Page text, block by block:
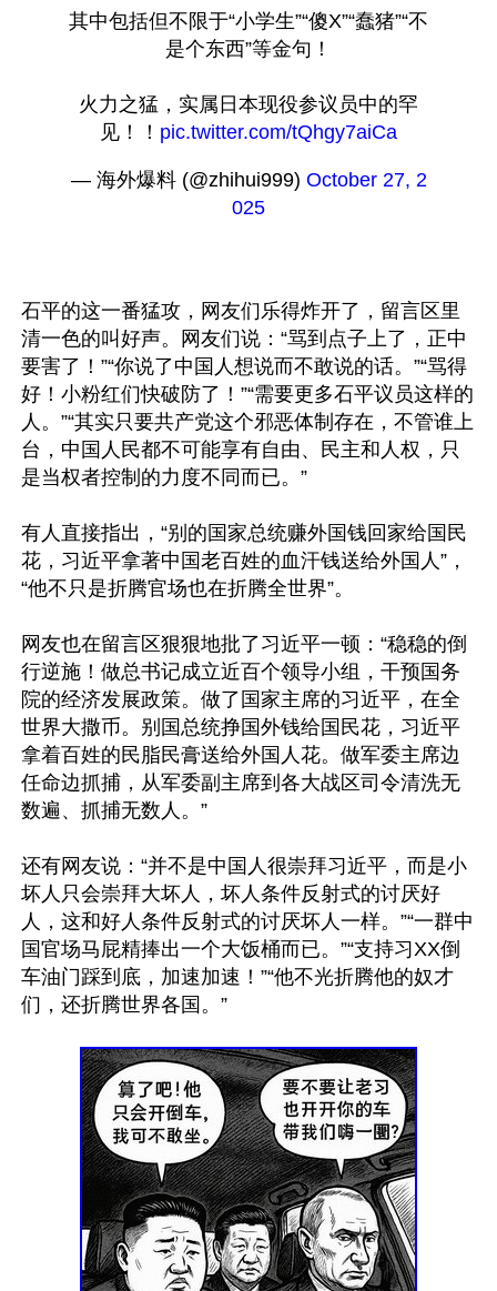
其中包括但不限于“小学生”“傻X”“蠢猪”“不
是个东西”等金句！
火力之猛，实属日本现役参议员中的罕
见！！ pic.twitter.com/tQhgy7aiCa
— 海外爆料 (@zhihui999) October 27, 2
025
石平的这一番猛攻，网友们乐得炸开了，留言区里
清一色的叫好声。网友们说：“骂到点子上了，正中
要害了！”“你说了中国人想说而不敢说的话。”“骂得
好！小粉红们快破防了！”“需要更多石平议员这样的
人。”“其实只要共产党这个邪恶体制存在，不管谁上
台，中国人民都不可能享有自由、民主和人权，只
是当权者控制的力度不同而已。”
有人直接指出，“别的国家总统赚外国钱回家给国民
花，习近平拿著中国老百姓的血汗钱送给外国人”，
“他不只是折腾官场也在折腾全世界”。
网友也在留言区狠狠地批了习近平一顿：“稳稳的倒
行逆施！做总书记成立近百个领导小组，干预国务
院的经济发展政策。做了国家主席的习近平，在全
世界大撒币。别国总统挣国外钱给国民花，习近平
拿着百姓的民脂民膏送给外国人花。做军委主席边
任命边抓捕，从军委副主席到各大战区司令清洗无
数遍、抓捕无数人。”
还有网友说：“并不是中国人很崇拜习近平，而是小
坏人只会崇拜大坏人，坏人条件反射式的讨厌好
人，这和好人条件反射式的讨厌坏人一样。”“一群中
国官场马屁精捧出一个大饭桶而已。”“支持习XX倒
车油门踩到底，加速加速！”“他不光折腾他的奴才
们，还折腾世界各国。”